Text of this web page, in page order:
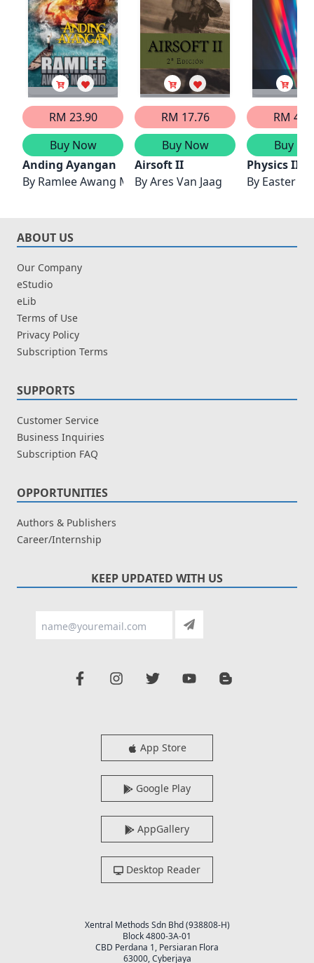
RM 23.90
Buy Now
Anding Ayangan
By Ramlee Awang Murshid
RM 17.76
Buy Now
Airsoft II
ByAres Van Jaag
RM
Buy
Physics II
By Easter
ABOUT US
Our Company
eStudio
eLib
Terms of Use
Privacy Policy
Subscription Terms
SUPPORTS
Customer Service
Business Inquiries
Subscription FAQ
OPPORTUNITIES
Authors & Publishers
Career/Internship
KEEP UPDATED WITH US
App Store
Google Play
AppGallery
Desktop Reader
Xentral Methods Sdn Bhd (938808-H)
Block 4800-3A-01
CBD Perdana 1, Persiaran Flora
63000, Cyberjaya